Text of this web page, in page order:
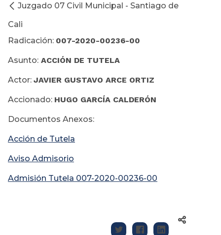
Juzgado 07 Civil Municipal - Santiago de
Cali
Radicación: 007-2020-00236-00
Asunto: ACCIÓN DE TUTELA
Actor: JAVIER GUSTAVO ARCE ORTIZ
Accionado: HUGO GARCÍA CALDERÓN
Documentos Anexos:
Acción de Tutela
Aviso Admisorio
Admisión Tutela 007-2020-00236-00